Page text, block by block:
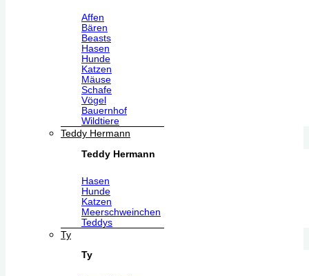
Affen
Bären
Beasts
Hasen
Hunde
Katzen
Mäuse
Schafe
Vögel
Bauernhof
Wildtiere
Teddy Hermann
Teddy Hermann
Hasen
Hunde
Katzen
Meerschweinchen
Teddys
Ty
Ty